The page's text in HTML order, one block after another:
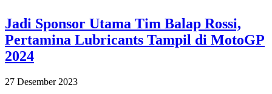
Jadi Sponsor Utama Tim Balap Rossi,
Pertamina Lubricants Tampil di MotoGP
2024
2023-
27 Desember 2023